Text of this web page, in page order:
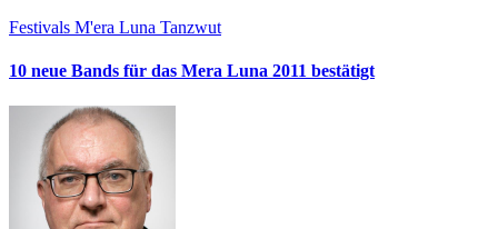
Festivals M'era Luna Tanzwut
10 neue Bands für das Mera Luna 2011 bestätigt